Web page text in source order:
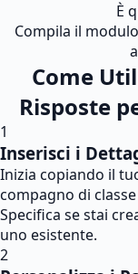
È
Compila il
Come
Risposte
1
Inserisci i
Inizia copiando il
compagno di
Specifica se stai
uno esistente.
2